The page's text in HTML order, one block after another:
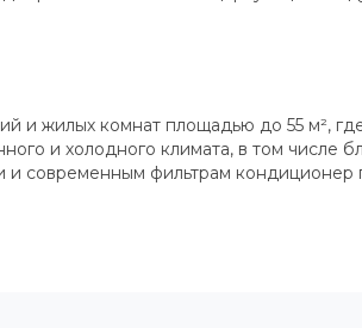
и жилых комнат площадью до 55 м²,
и холодного климата, в том числе
и современным фильтрам